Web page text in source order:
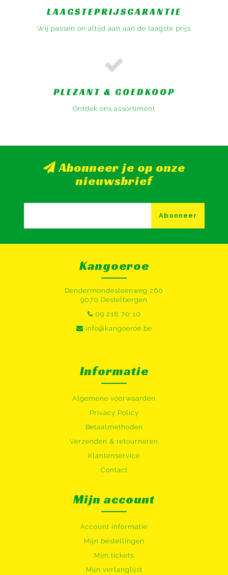
LAAGSTEPRIJSGARANTIE
Wij passen on altijd aan aan de laagste prijs
PLEZANT & GOEDKOOP
Ontdek ons assortiment
Abonneer je op onze
nieuwsbrief
Abonneer
Kangoeroe
Dendermondesteenweg 260
9070 Destelbergen
09 218 70 10
info@kangoeroe.be
Informatie
Algemene voorwaarden
Privacy Policy
Betaalmethoden
Verzenden & retourneren
Klantenservice
Contact
Mijn account
Account informatie
Mijn bestellingen
Mijn tickets
Mijn verlanglijst